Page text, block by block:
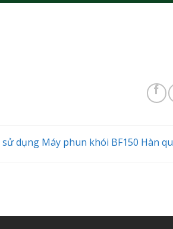
dụng Máy phun khói BF150 Hàn